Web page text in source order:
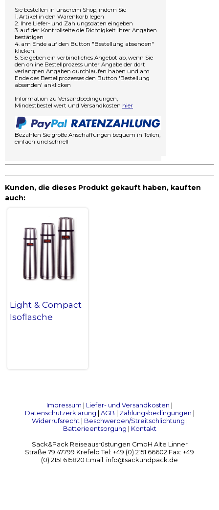
Sie bestellen in unserem Shop, indem Sie
1. Artikel in den Warenkorb legen
2. Ihre Liefer- und Zahlungsdaten eingeben
3. auf der Kontrollseite die Richtigkeit Ihrer Angaben
bestätigen
4. am Ende auf den Button "Bestellung absenden"
klicken.
5. Sie geben ein verbindliches Angebot ab, wenn Sie
den online Bestellprozess unter Angabe der dort
verlangten Angaben durchlaufen haben und am
Ende des Bestellprozesses den Button 'Bestellung
absenden' anklicken
Information zu Versandbedingungen,
Mindestbestellwert und Versandkosten hier
Bezahlen Sie große Anschaffungen bequem in Teilen,
einfach und schnell
Kunden, die dieses Produkt gekauft haben, kauften
auch:
Light & Compact
Isoflasche
Impressum | Liefer- und Versandkosten |
Datenschutzerklärung | AGB | Zahlungsbedingungen |
Widerrufsrecht | Beschwerden/Streitschlichtung |
Batterieentsorgung | Kontakt
Sack&Pack Reiseausrüstungen GmbH Alte Linner
Straße 79 47799 Krefeld Tel: +49 (0) 2151 66602 Fax: +49
(0) 2151 615820 Email: info@sackundpack.de